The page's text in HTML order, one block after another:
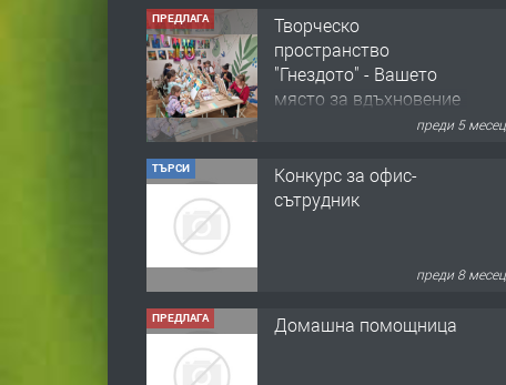
пространство
"Гнездото" - Вашето
място за вдъхновение
и творчество в
преди 5 месеца
ТЪРСИ
сътрудник
ПРЕДЛАГА